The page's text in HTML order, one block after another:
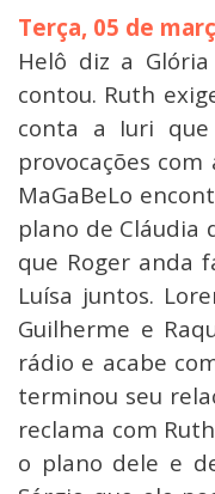
Terça, 05 de
Helô diz a
contou. Ruth
conta a Iuri que
provocações
MaGaBeLo
plano de Cláudia
que Roger anda
Luísa juntos.
Guilherme e
rádio e acabe
terminou seu
reclama com
o plano dele e